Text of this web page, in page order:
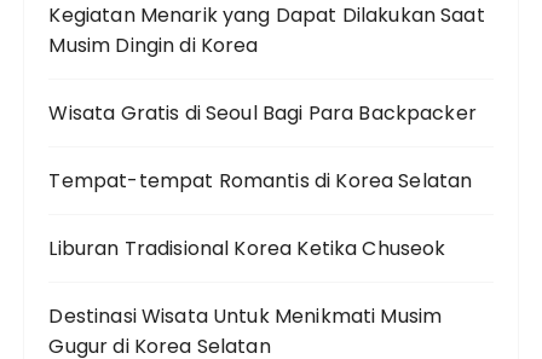
Kegiatan Menarik yang Dapat Dilakukan Saat
Musim Dingin di Korea
Wisata Gratis di Seoul Bagi Para Backpacker
Tempat-tempat Romantis di Korea Selatan
Liburan Tradisional Korea Ketika Chuseok
Destinasi Wisata Untuk Menikmati Musim
Gugur di Korea Selatan